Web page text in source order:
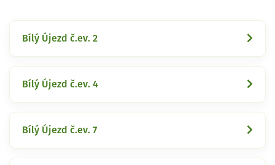
Bílý Újezd č.ev. 2
Bílý Újezd č.ev. 4
Bílý Újezd č.ev. 7